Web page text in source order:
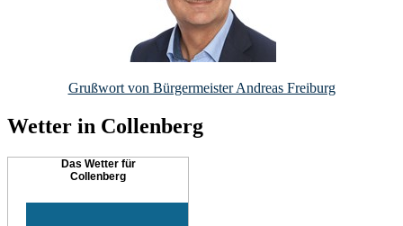
Grußwort von Bürgermeister Andreas Freiburg
Wetter in Collenberg
Das Wetter für
Collenberg